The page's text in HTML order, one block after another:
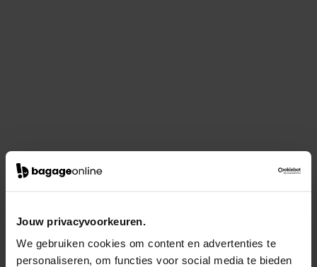
Jouw privacyvoorkeuren.
We gebruiken cookies om content en advertenties te
personaliseren, om functies voor social media te bieden